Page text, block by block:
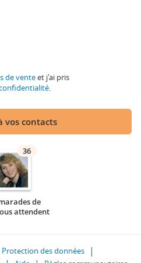
de venteet j'ai pris
.
vos contacts
36
de
attendent
Protection des données